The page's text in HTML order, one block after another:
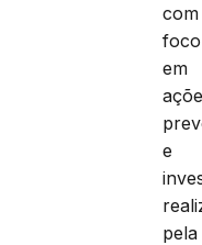
com
foco
em
e
pela